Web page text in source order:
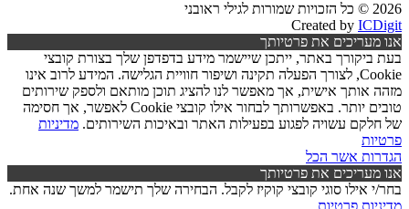
2026 © כל הזכויות שמורות לגילי ראובני
Created by ICDigit
אנו מעריכים את פרטיותך
בעת ביקורך באתר, ייתכן שיישמר מידע בדפדפן שלך בצורת קובצי
Cookie, לצורך הפעלה תקינה ושיפור חוויית הגלישה. המידע לרוב אינו
מזהה אותך אישית, אך מאפשר לנו להציג תוכן מותאם ולספק שירותים
טובים יותר. באפשרותך לבחור אילו קובצי Cookie לאפשר, אך חסימה
של חלקם עשויה לפגוע בפעילות האתר ובאיכות השירותים. מדיניות
פרטיות
הגדרות אשר הכל
אנו מעריכים את פרטיותך
בחר/י אילו סוגי קובצי קוקיז לקבל. הבחירה שלך תישמר למשך שנה אחת.